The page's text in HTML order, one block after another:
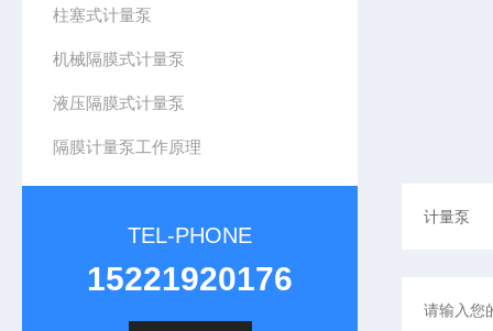
柱塞式计量泵
机械隔膜式计量泵
液压隔膜式计量泵
隔膜计量泵工作原理
TEL-PHONE
15221920176